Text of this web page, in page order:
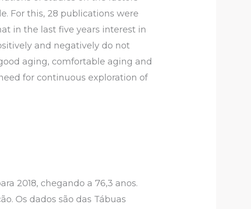
For this, 28 publications were
in the last five years interest in
and negatively do not
aging, comfortable aging and
for continuous exploration of
2018, chegando a 76,3 anos.
Os dados são das Tábuas